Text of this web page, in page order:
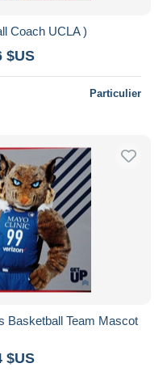
Coach UCLA )
$US
Particulier
Basketball Team Mascot
$US